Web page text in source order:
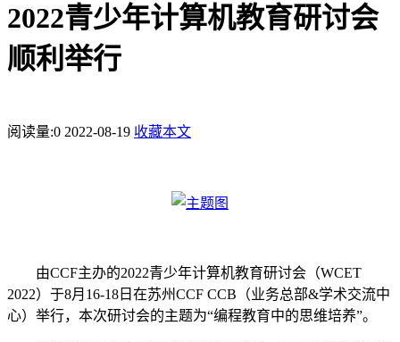
2022青少年计算机教育研讨会
顺利举行
阅读量:0 2022-08-19 收藏本文
由CCF主办的2022青少年计算机教育研讨会（WCET
2022）于8月 16-18 日在苏州CCF CCB （业务总部&学术交流中
心）举行，本次研讨会的主题为“编程教育中的思维培养”。